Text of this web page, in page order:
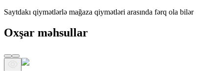
Saytdakı qiymətlərlə mağaza qiymətləri arasında fərq ola bilər
Oxşar məhsullar